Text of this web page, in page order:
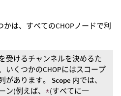
は、すべてのCHOPノードで利
受けるチャンネルを決めるた
いくつかのCHOPにはスコープ
があります。 Scope 内では、
ン(例えば、 *(すべてに一